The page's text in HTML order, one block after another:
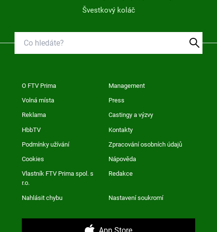
Švestkový koláč
O FTV Prima Management
Volná místa Press
Reklama Castingy a výzvy
HbbTV Kontakty
Podmínky užívání Zpracování osobních údajů
Cookies Nápověda
Vlastník FTV Prima spol. s
r.o.
Redakce
Nahlásit chybu Nastavení soukromí